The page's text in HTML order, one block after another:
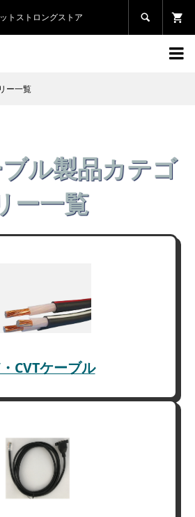
トストロングストア 

ー一覧
ル製品カテゴ
ー一覧
CVTケーブル